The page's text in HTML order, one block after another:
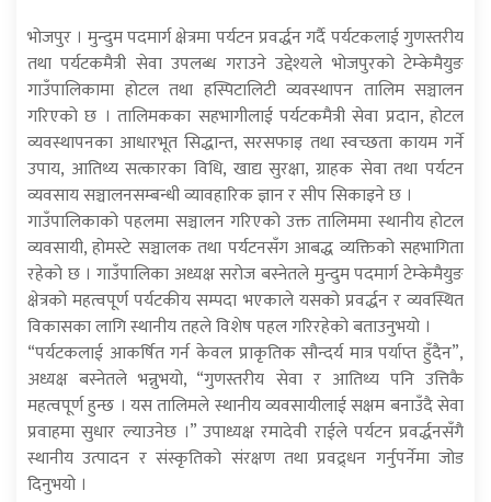
भोजपुर । मुन्दुम पदमार्ग क्षेत्रमा पर्यटन प्रवर्द्धन गर्दै पर्यटकलाई गुणस्तरीय
तथा पर्यटकमैत्री सेवा उपलब्ध गराउने उद्देश्यले भोजपुरको टेम्केमैयुङ
गाउँपालिकामा होटल तथा हस्पिटालिटी व्यवस्थापन तालिम सञ्चालन
गरिएको छ । तालिमकका सहभागीलाई पर्यटकमैत्री सेवा प्रदान, होटल
व्यवस्थापनका आधारभूत सिद्धान्त, सरसफाइ तथा स्वच्छता कायम गर्ने
उपाय, आतिथ्य सत्कारका विधि, खाद्य सुरक्षा, ग्राहक सेवा तथा पर्यटन
व्यवसाय सञ्चालनसम्बन्धी व्यावहारिक ज्ञान र सीप सिकाइने छ ।
गाउँपालिकाको पहलमा सञ्चालन गरिएको उक्त तालिममा स्थानीय होटल
व्यवसायी, होमस्टे सञ्चालक तथा पर्यटनसँग आबद्ध व्यक्तिको सहभागिता
रहेको छ । गाउँपालिका अध्यक्ष सरोज बस्नेतले मुन्दुम पदमार्ग टेम्केमैयुङ
क्षेत्रको महत्वपूर्ण पर्यटकीय सम्पदा भएकाले यसको प्रवर्द्धन र व्यवस्थित
विकासका लागि स्थानीय तहले विशेष पहल गरिरहेको बताउनुभयो ।
“पर्यटकलाई आकर्षित गर्न केवल प्राकृतिक सौन्दर्य मात्र पर्याप्त हुँदैन”,
अध्यक्ष बस्नेतले भन्नुभयो, “गुणस्तरीय सेवा र आतिथ्य पनि उत्तिकै
महत्वपूर्ण हुन्छ । यस तालिमले स्थानीय व्यवसायीलाई सक्षम बनाउँदै सेवा
प्रवाहमा सुधार ल्याउनेछ ।” उपाध्यक्ष रमादेवी राईले पर्यटन प्रवर्द्धनसँगै
स्थानीय उत्पादन र संस्कृतिको संरक्षण तथा प्रवद्र्धन गर्नुपर्नेमा जोड
दिनुभयो ।